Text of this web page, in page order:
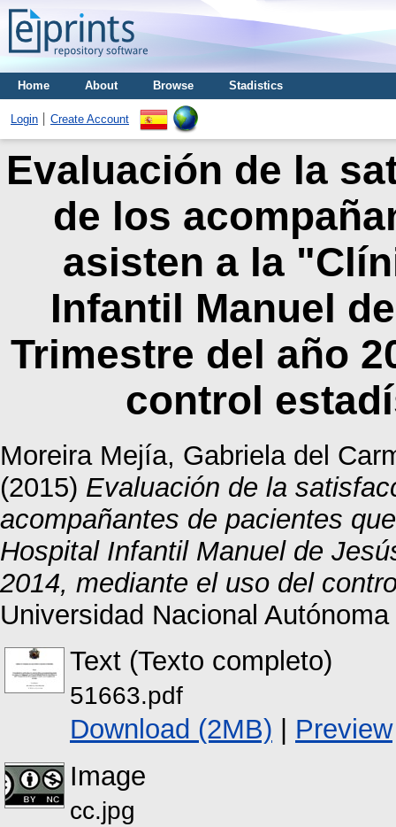
Home About Browse Stadistics
Login Create Account
Evaluación de la
de los
asisten a la
Infantil Manuel
Trimestre del año
control
Moreira Mejía, Gabriela del
(2015) Evaluación de la
acompañantes de pacientes
Hospital Infantil Manuel de
2014, mediante el uso del
Universidad Nacional
Text (Texto completo)
51663.pdf
Download (2MB) | Preview
Image
cc.jpg